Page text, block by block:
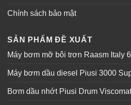
Chính sách bảo mật
SẢN PHẨM ĐỀ XUẤT
Máy bơm mỡ bôi trơn Raasm Italy
Máy bơm dầu diesel Piusi 3000
Bơm dầu nhớt Piusi Drum